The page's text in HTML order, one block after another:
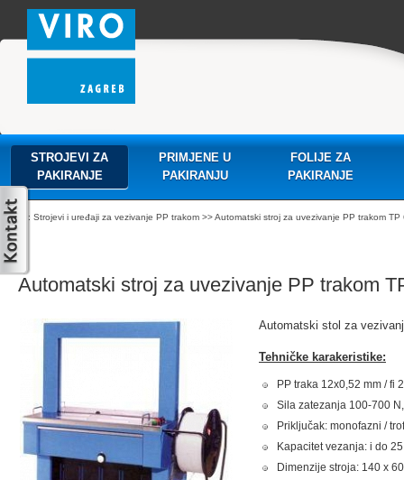
STROJEVI ZA
PAKIRANJE
PRIMJENE U
PAKIRANJU
FOLIJE ZA
PAKIRANJE
: Strojevi i uređaji za vezivanje PP trakom >> Automatski stroj za uvezivanje PP trakom TP
Automatski stroj za uvezivanje PP trakom
Automatski stol za
Tehničke karakeristike:
PP traka 12x0,52 mm / fi
Sila zatezanja 100-700
Priključak: monofazni /
Kapacitet vezanja: i do
Dimenzije stroja: 140 x